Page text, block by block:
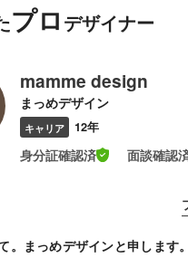
プロ デザイナー
mamme design
まっめデザイン
キャリア 12年
身分証確認済 面談確認
。まっめデザインと申します